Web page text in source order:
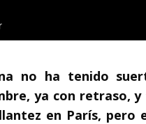
no ha tenido
ya con retraso,
en París, pero